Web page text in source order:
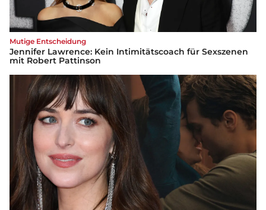
Mutige Entscheidung
Jennifer Lawrence: Kein Intimitätscoach für Sexszenen
mit Robert Pattinson